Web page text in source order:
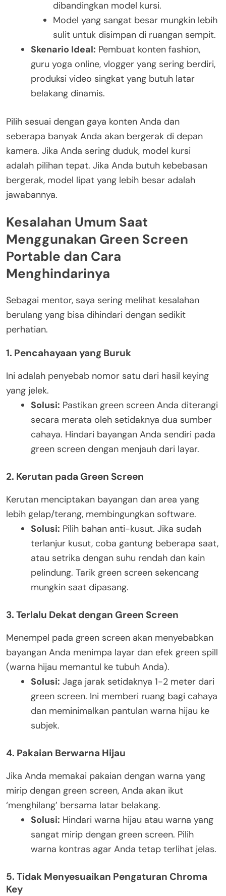
dibandingkan model kursi.
Model yang sangat besar mungkin lebih
sulit untuk disimpan di ruangan sempit.
Skenario Ideal: Pembuat konten fashion,
guru yoga online, vlogger yang sering berdiri,
produksi video singkat yang butuh latar
belakang dinamis.
Pilih sesuai dengan gaya konten Anda dan
seberapa banyak Anda akan bergerak di depan
kamera. Jika Anda sering duduk, model kursi
adalah pilihan tepat. Jika Anda butuh kebebasan
bergerak, model lipat yang lebih besar adalah
jawabannya.
Kesalahan Umum Saat
Menggunakan Green Screen
Portable dan Cara
Menghindarinya
Sebagai mentor, saya sering melihat kesalahan
berulang yang bisa dihindari dengan sedikit
perhatian.
1. Pencahayaan yang Buruk
Ini adalah penyebab nomor satu dari hasil keying
yang jelek.
Solusi: Pastikan green screen Anda diterangi
secara merata oleh setidaknya dua sumber
cahaya. Hindari bayangan Anda sendiri pada
green screen dengan menjauh dari layar.
2. Kerutan pada Green Screen
Kerutan menciptakan bayangan dan area yang
lebih gelap/terang, membingungkan software.
Solusi: Pilih bahan anti-kusut. Jika sudah
terlanjur kusut, coba gantung beberapa saat,
atau setrika dengan suhu rendah dan kain
pelindung. Tarik green screen sekencang
mungkin saat dipasang.
3. Terlalu Dekat dengan Green Screen
Menempel pada green screen akan menyebabkan
bayangan Anda menimpa layar dan efek green spill
(warna hijau memantul ke tubuh Anda).
Solusi: Jaga jarak setidaknya 1-2 meter dari
green screen. Ini memberi ruang bagi cahaya
dan meminimalkan pantulan warna hijau ke
subjek.
4. Pakaian Berwarna Hijau
Jika Anda memakai pakaian dengan warna yang
mirip dengan green screen, Anda akan ikut
‘menghilang’ bersama latar belakang.
Solusi: Hindari warna hijau atau warna yang
sangat mirip dengan green screen. Pilih
warna kontras agar Anda tetap terlihat jelas.
5. Tidak Menyesuaikan Pengaturan Chroma
Key